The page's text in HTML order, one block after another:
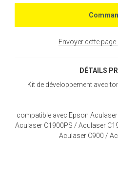
Envoyer cette
DÉTAILS
Kit de développement avec
compatible avec Epson
Aculaser C1900PS / Aculaser
Aculaser C900 /